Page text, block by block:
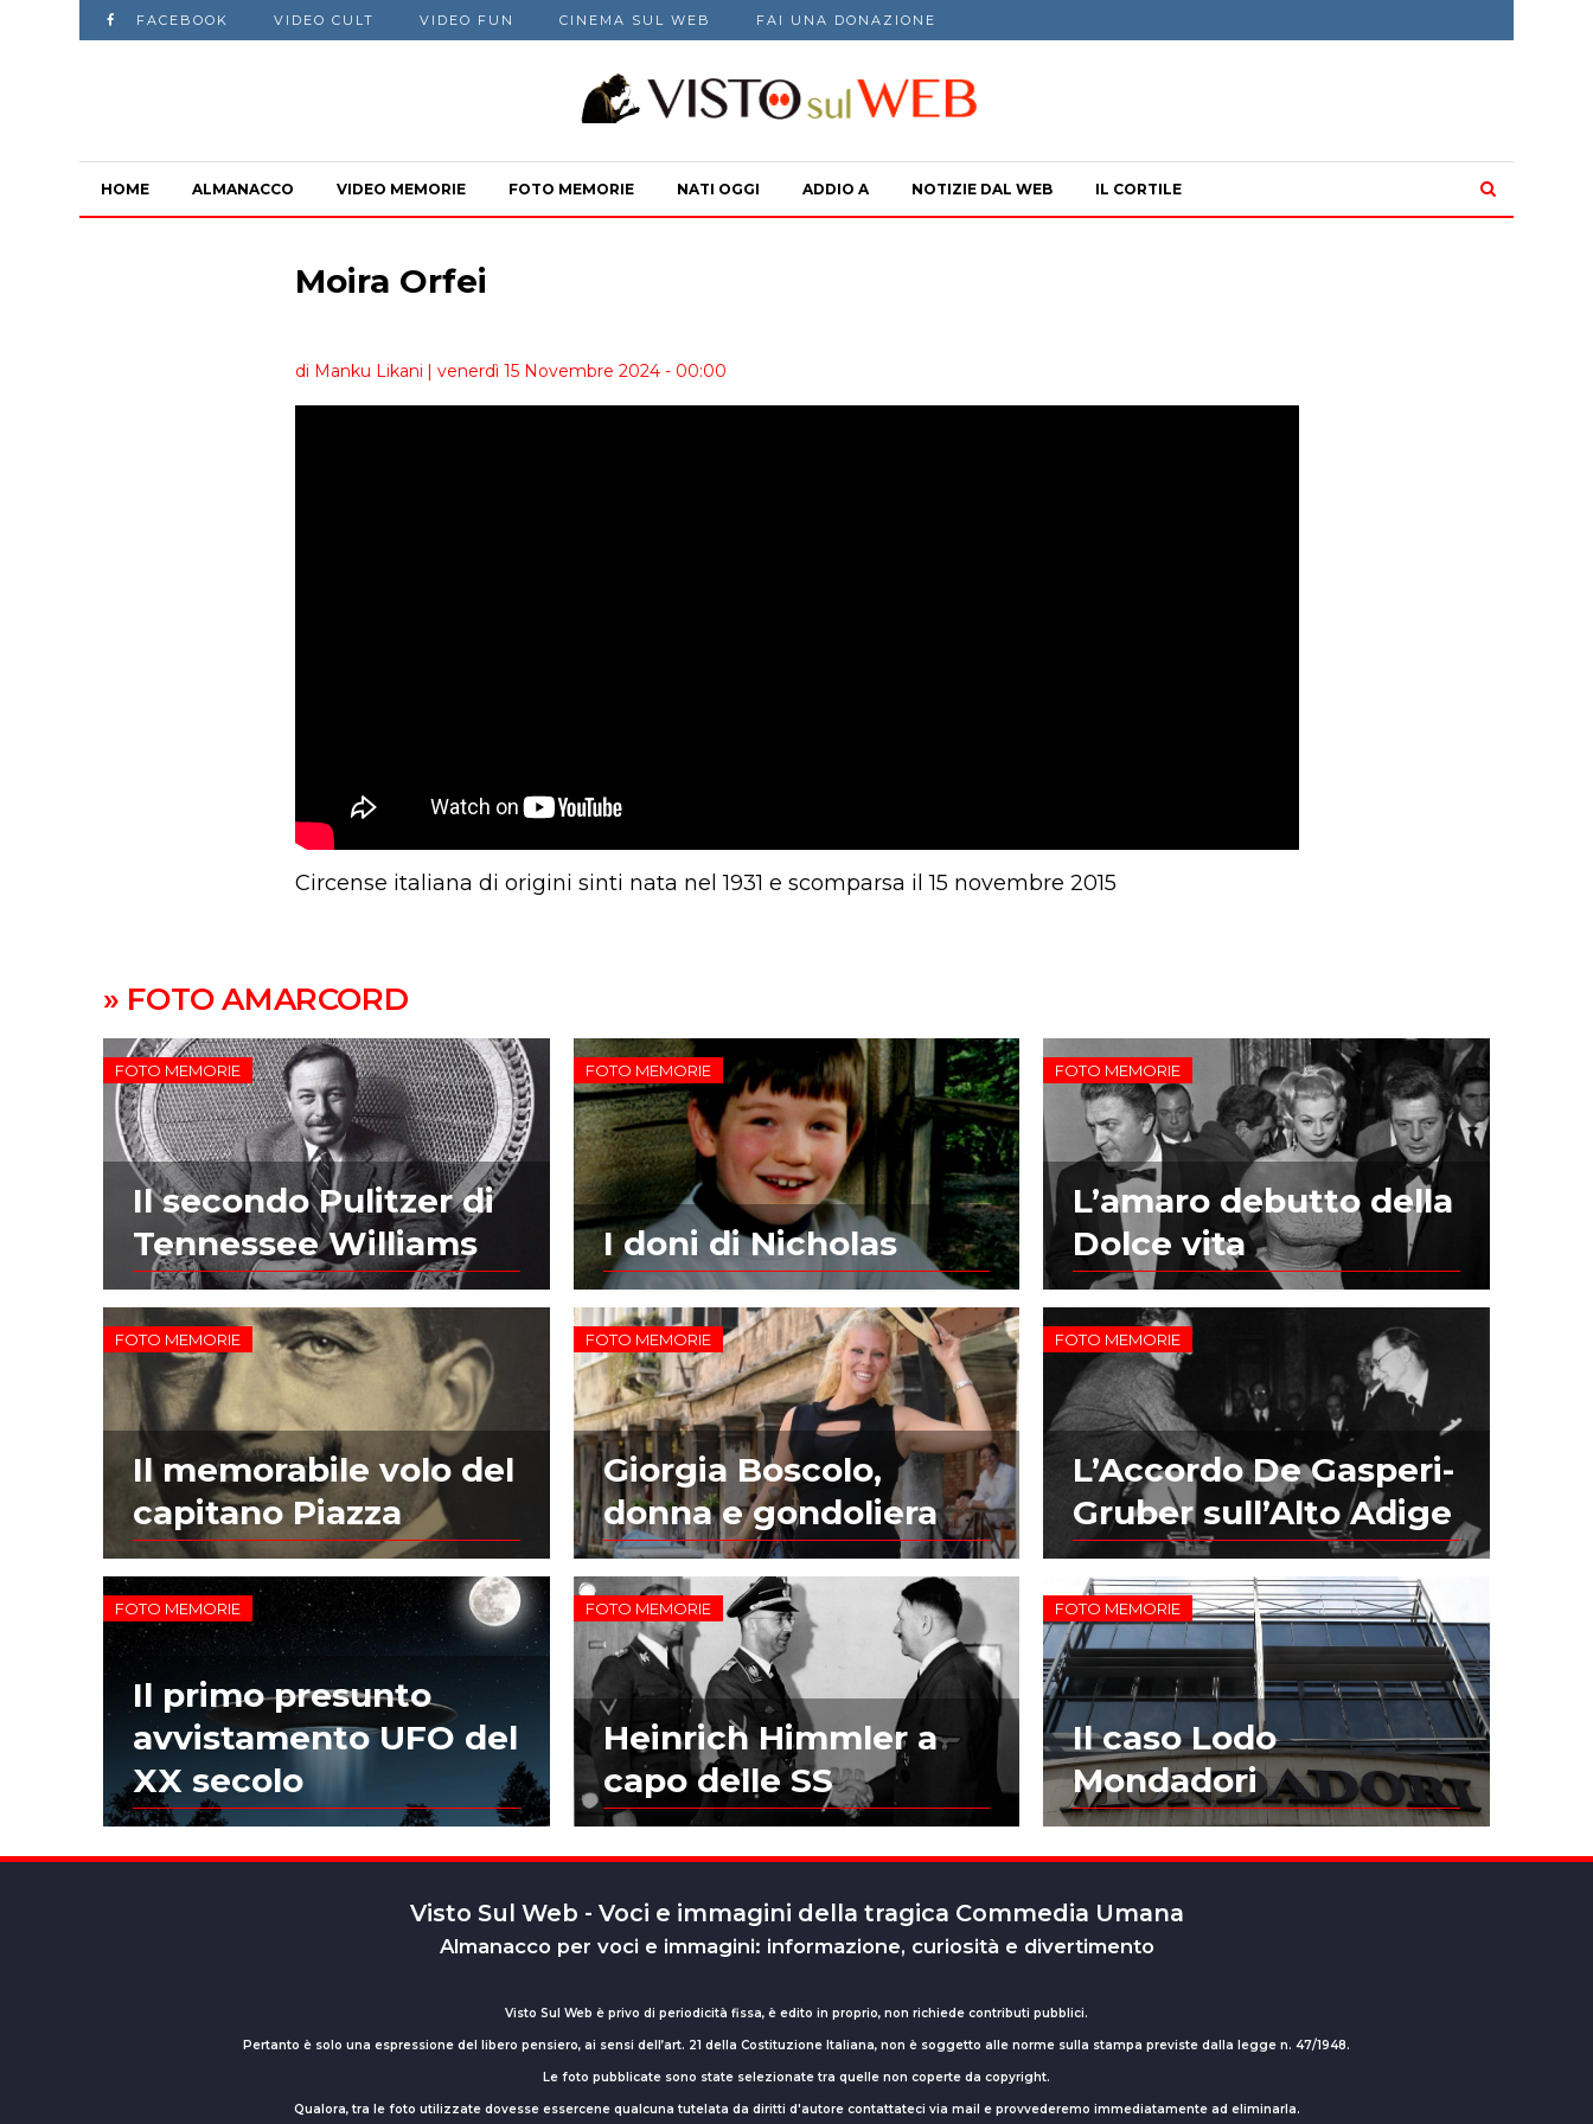
FACEBOOK VIDEO CULT VIDEO FUN CINEMA SUL WEB FAI UNA DONAZIONE
HOME ALMANACCO VIDEO MEMORIE FOTO MEMORIE NATI OGGI ADDIO A NOTIZIE DAL WEB IL CORTILE
Moira Orfei
di Manku Likani | venerdì 15 Novembre 2024 - 00:00
Circense italiana di origini sinti nata nel 1931 e scomparsa il 15 novembre 2015
» FOTO AMARCORD
FOTO MEMORIE
Il secondo Pulitzer di
Tennessee Williams
FOTO MEMORIE
I doni di Nicholas
FOTO MEMORIE
L’amaro debutto della
Dolce vita
FOTO MEMORIE
Il memorabile volo del
capitano Piazza
FOTO MEMORIE
Giorgia Boscolo,
donna e gondoliera
FOTO MEMORIE
L’Accordo De Gasperi-
Gruber sull’Alto Adige
FOTO MEMORIE
Il primo presunto
avvistamento UFO del
XX secolo
FOTO MEMORIE
Heinrich Himmler a
capo delle SS
FOTO MEMORIE
Il caso Lodo
Mondadori
Visto Sul Web - Voci e immagini della tragica Commedia Umana
Almanacco per voci e immagini: informazione, curiosità e divertimento
Visto Sul Web è privo di periodicità fissa, è edito in proprio, non richiede contributi pubblici.
Pertanto è solo una espressione del libero pensiero, ai sensi dell’art. 21 della Costituzione Italiana, non è soggetto alle norme sulla stampa previste dalla legge n. 47/1948.
Le foto pubblicate sono state selezionate tra quelle non coperte da copyright.
Qualora, tra le foto utilizzate dovesse essercene qualcuna tutelata da diritti d'autore contattateci via mail e provvederemo immediatamente ad eliminarla.